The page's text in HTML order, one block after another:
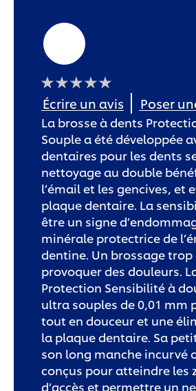
évaluation
soumise
pour
ce
product
Écrire un avis Poser
La brosse à dents
Souple a été développée
dentaires pour les dents
nettoyage au double
l’émail et les gencives, et
plaque dentaire. La
être un signe
minérale protectrice de
dentine. Un brossage
provoquer des douleurs.
Protection Sensibilité à
ultra souples de 0,01 mm
tout en douceur et une
la plaque dentaire. Sa
son long manche incurvé
conçus pour atteindre les
d’accès et permettre un